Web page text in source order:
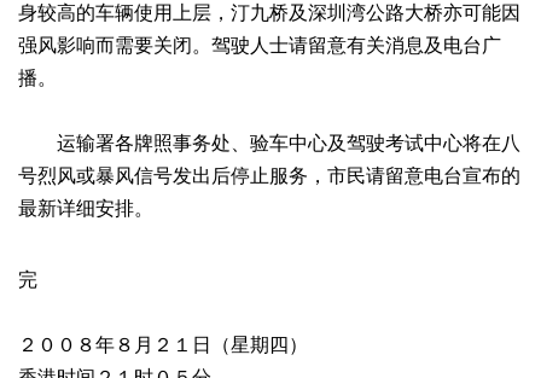
身较高的车辆使用上层，汀九桥及深圳湾公路大桥亦可能因
强风影响而需要关闭。驾驶人士请留意有关消息及电台广
播。
运输署各牌照事务处、验车中心及驾驶考试中心将在八
号烈风或暴风信号发出后停止服务，市民请留意电台宣布的
最新详细安排。
完
２００８年８月２１日（星期四）